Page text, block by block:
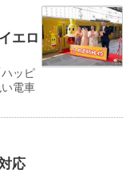
エロ
ッピ
電車
応